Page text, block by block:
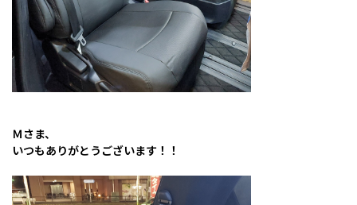
Ｍさま、
いつもありがとうございます！！